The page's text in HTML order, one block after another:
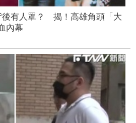
後有人罩？ 揭！高雄角頭「大
內幕